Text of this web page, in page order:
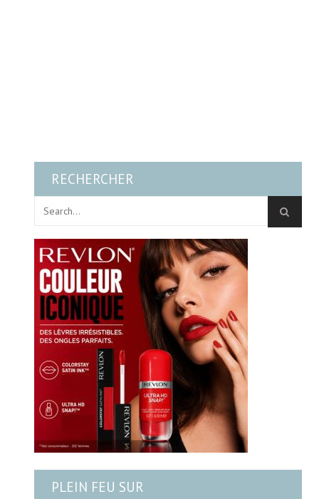
RECHERCHER
PLEIN FEU SUR